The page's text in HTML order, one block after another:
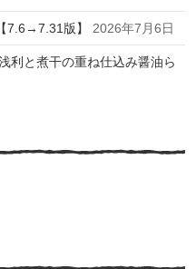
7.6→7.31版】 2026年7月6日
利と煮干の重ね仕込み醤油ら